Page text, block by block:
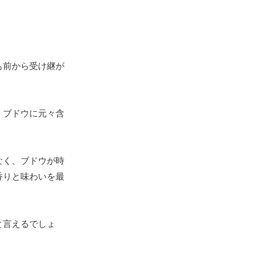
から受け継が
ドウに元々含
、ブドウが時
と味わいを最
えるでしょ